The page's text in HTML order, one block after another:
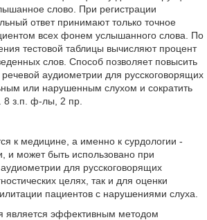
слово. При регистрации
ответ принимают только точное
всех фонем услышанного слова. По
тестовой таблицы вычисляют процент
слов. Способ позволяет повысить
речевой аудиометрии для русскоговорящих
или нарушенным слухом и сократить
8 з.п. ф-лы, 2 пр.
к медицине, а именно к сурдологии -
и может быть использовано при
для русскоговорящих
целях, так и для оценки
пациентов с нарушениями слуха.
является эффективным методом